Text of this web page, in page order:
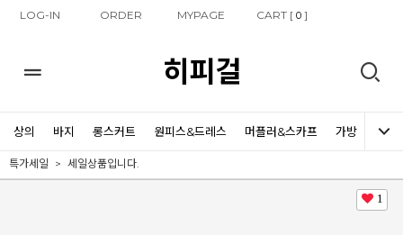
LOG-IN ORDER MYPAGE CART [0 ]
히피걸
상의 바지 롱스커트 원피스&드레스 머플러&스카프 가방 신발
특가세일 세일상품입니다.
1